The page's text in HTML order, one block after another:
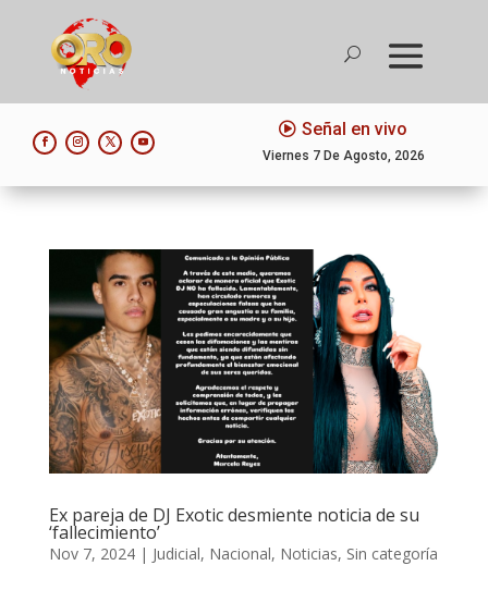
Señal en vivo
Viernes 7 De Agosto, 2026
Ex pareja de DJ Exotic desmiente noticia de su
‘fallecimiento’
Nov 7, 2024| Judicial, Nacional, Noticias, Sin categoría